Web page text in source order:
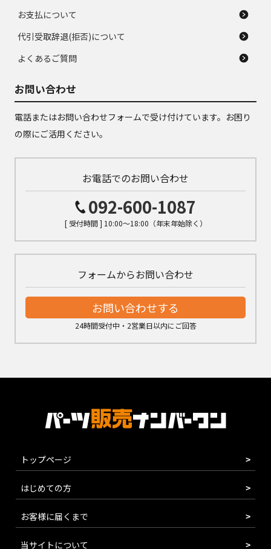
お支払について
代引受取辞退(拒否)について
よくあるご質問
お問い合わせ
電話またはお問い合わせフォームで受け付けています。お困り
の際にご活用ください。
お電話でのお問い合わせ
092-600-1087
[ 受付時間 ] 10:00～18:00（年末年始除く）
フォームからお問い合わせ
お問い合わせする
24時間受付中・2営業日以内にご回答
トップページ
はじめての方
お客様に届くまで
当サイトについて